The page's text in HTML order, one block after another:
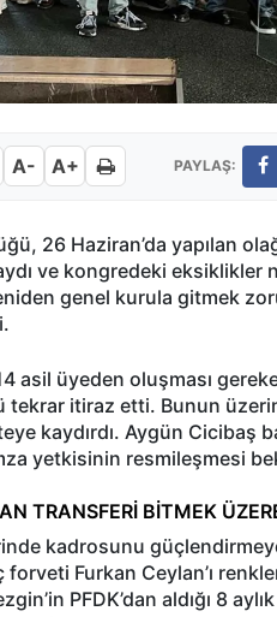
A- A+ PAYLAŞ:
26 Haziran’da yapılan
ve kongredeki eksiklikler
genel kurula gitmek
asil üyeden oluşması
itiraz etti. Bunun
kaydırdı. Aygün Cicibaş
yetkisinin resmileşmesi
TRANSFERİ BİTMEK
kadrosunu
Furkan Ceylan’ı
PFDK’dan aldığı 8